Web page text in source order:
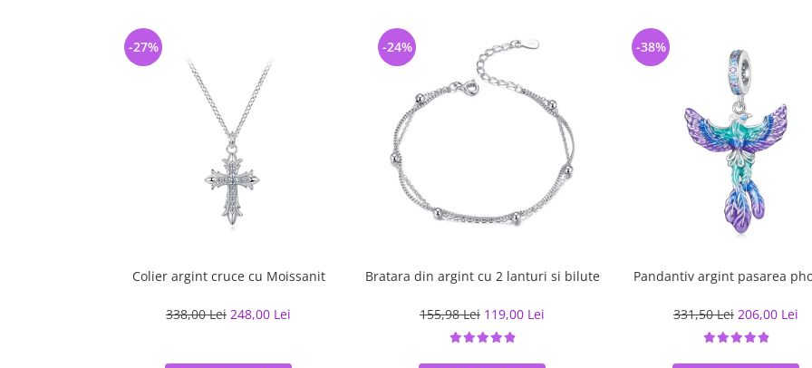
Colier argint cruce cu Moissanit
338,00 Lei 248,00 Lei
-27%
Bratara din argint cu 2 lanturi si bilute
155,98 Lei 119,00 Lei
-24%
Pandantiv argint pasarea
331,50 Lei 206,00 Lei
-38%